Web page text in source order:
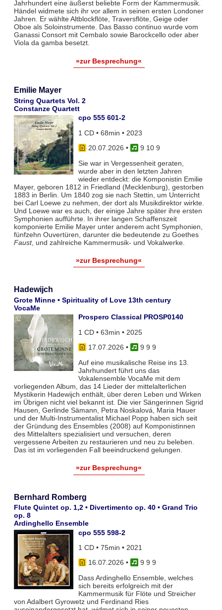
Jahrhundert eine äußerst beliebte Form der Kammermusik.
Händel widmete sich ihr vor allem in seinen ersten Londoner
Jahren. Er wählte Altblockflöte, Traversflöte, Geige oder
Oboe als Soloinstrumente. Das Basso continuo wurde vom
Ganassi Consort mit Cembalo sowie Barockcello oder aber
Viola da gamba besetzt.
»zur Besprechung«
Emilie Mayer
String Quartets Vol. 2
Constanze Quartett
cpo 555 601-2
1 CD • 68min • 2023
20.07.2026 •
9 10 9
Sie war in Vergessenheit geraten,
wurde aber in den letzten Jahren
wieder entdeckt: die Komponistin Emilie
Mayer, geboren 1812 in Friedland (Mecklenburg), gestorben
1883 in Berlin. Um 1840 zog sie nach Stettin, um Unterricht
bei Carl Loewe zu nehmen, der dort als Musikdirektor wirkte.
Und Loewe war es auch, der einige Jahre später ihre ersten
Symphonien aufführte. In ihrer langen Schaffenszeit
komponierte Emilie Mayer unter anderem acht Symphonien,
fünfzehn Ouvertüren, darunter die bedeutende zu Goethes
Faust, und zahlreiche Kammermusik- und Vokalwerke.
»zur Besprechung«
Hadewijch
Grote Minne • Spirituality of Love 13th century
VocaMe
Prospero Classical PROSP0140
1 CD • 63min • 2025
17.07.2026 •
9 9 9
Auf eine musikalische Reise ins 13.
Jahrhundert führt uns das
Vokalensemble VocaMe mit dem
vorliegenden Album, das 14 Lieder der mittelalterlichen
Mystikerin Hadewijch enthält, über deren Leben und Wirken
im Übrigen nicht viel bekannt ist. Die vier Sängerinnen Sigrid
Hausen, Gerlinde Sämann, Petra Noskalová, Maria Hauer
und der Multi-Instrumentalist Michael Popp haben sich seit
der Gründung des Ensembles (2008) auf Komponistinnen
des Mittelalters spezialisiert und versuchen, deren
vergessene Arbeiten zu restaurieren und neu zu beleben.
Das ist im vorliegenden Fall beeindruckend gelungen.
»zur Besprechung«
Bernhard Romberg
Flute Quintet op. 1,2 • Divertimento op. 40 • Grand Trio
op. 8
Ardinghello Ensemble
cpo 555 598-2
1 CD • 75min • 2021
16.07.2026 •
9 9 9
Dass Ardinghello Ensemble, welches
sich bereits erfolgreich mit der
Kammermusik für Flöte und Streicher
von Adalbert Gyrowetz und Ferdinand Ries